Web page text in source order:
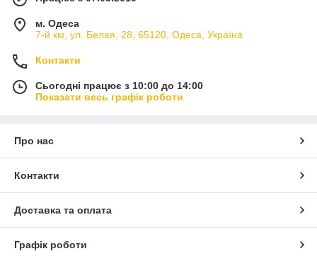
м. Одеса
7-й км, ул. Белая, 28, 65120, Одеса, Україна
Контакти
Сьогодні працює з 10:00 до 14:00
Показати весь графік роботи
Про нас
Контакти
Доставка та оплата
Графік роботи